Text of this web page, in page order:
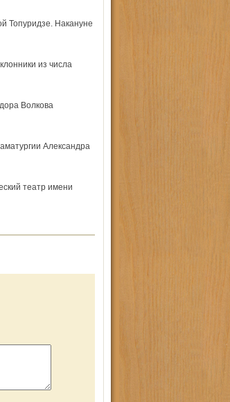
Топуридзе. Накануне
из числа
Волкова
Александра
театр имени